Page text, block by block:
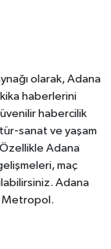
olarak, Adana
haberlerini
habercilik
sanat ve yaşam
Adana
maç
Adana
Metropol.